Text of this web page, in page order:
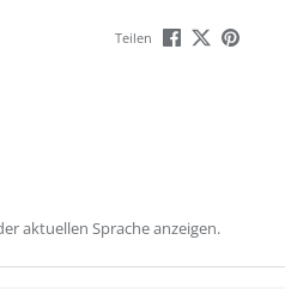
Teilen
aktuellen Sprache anzeigen.